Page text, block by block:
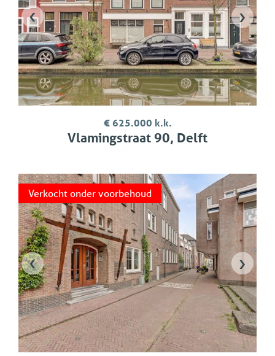
‹ ›
€ 625.000 k.k.
Vlamingstraat 90, Delft
‹ ›
Verkocht onder voorbehoud